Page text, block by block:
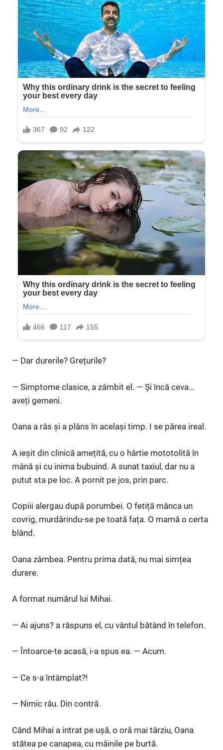
— Dar durerile? Grețurile?
— Simptome clasice, a zâmbit el. — Și încă ceva…
aveți gemeni.
Oana a râs și a plâns în același timp. I se părea ireal.
A ieșit din clinică amețită, cu o hârtie mototolită în
mână și cu inima bubuind. A sunat taxiul, dar nu a
putut sta pe loc. A pornit pe jos, prin parc.
Copiii alergau după porumbei. O fetiță mânca un
covrig, murdărindu-se pe toată fața. O mamă o certa
blând.
Oana zâmbea. Pentru prima dată, nu mai simțea
durere.
A format numărul lui Mihai.
— Ai ajuns? a răspuns el, cu vântul bătând în telefon.
— Întoarce-te acasă, i-a spus ea. — Acum.
— Ce s-a întâmplat?!
— Nimic rău. Din contră.
Când Mihai a intrat pe ușă, o oră mai târziu, Oana
stătea pe canapea, cu mâinile pe burtă.